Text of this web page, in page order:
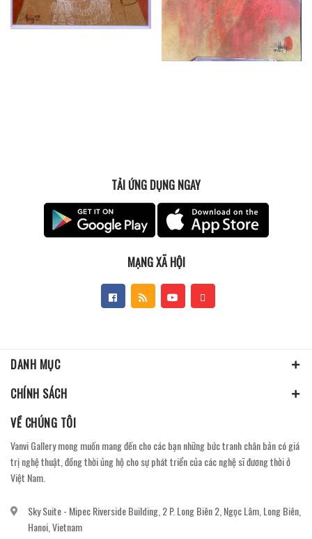
TẢI ỨNG DỤNG NGAY
MẠNG XÃ HỘI
DANH MỤC
CHÍNH SÁCH
VỀ CHÚNG TÔI
Vanvi Gallery mong muốn mang đến cho các bạn những bức tranh chân bản có giá
trị nghệ thuật, đồng thời ủng hộ cho sự phát triển của các nghệ sĩ đương thời ở
Việt Nam.
Sky Suite - Mipec Riverside Building, 2 P. Long Biên 2, Ngọc Lâm, Long Biên,
Hanoi, Vietnam